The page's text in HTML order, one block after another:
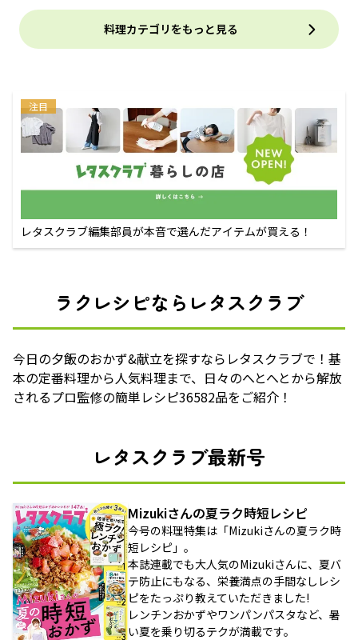
料理カテゴリをもっと見る
注目
レタスクラブ編集部員が本音で選んだアイテムが買える！
ラクレシピならレタスクラブ
今日の夕飯のおかず&献立を探すならレタスクラブで！基
本の定番料理から人気料理まで、日々のへとへとから解放
されるプロ監修の簡単レシピ36582品をご紹介！
レタスクラブ最新号
Mizukiさんの夏ラク時短レシピ
今号の料理特集は「Mizukiさんの夏ラク時
短レシピ」。
本誌連載でも大人気のMizukiさんに、夏バ
テ防止にもなる、栄養満点の手間なしレシ
ピをたっぷり教えていただきました!
レンチンおかずやワンパンパスタなど、暑
い夏を乗り切るテクが満載です。